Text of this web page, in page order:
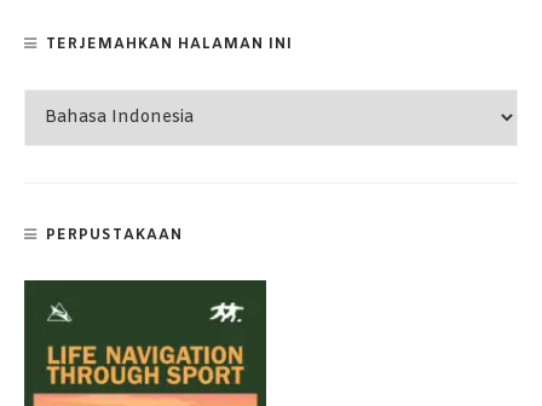
TERJEMAHKAN HALAMAN INI
PERPUSTAKAAN